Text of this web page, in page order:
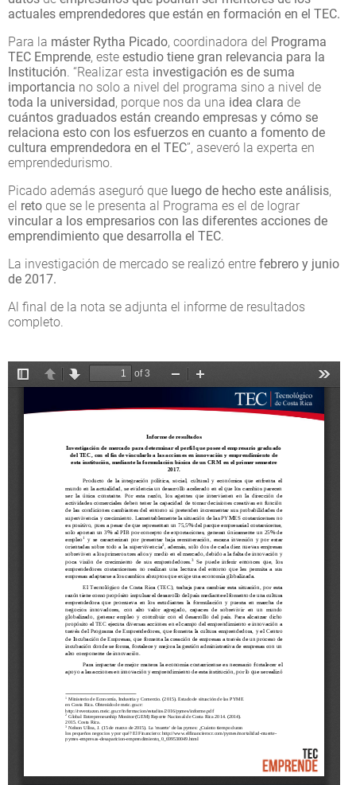
actuales emprendedores que están en formación en el TEC.
Para la máster Rytha Picado, coordinadora del Programa
TEC Emprende, este estudio tiene gran relevancia para la
Institución. “Realizar esta investigación es de suma
importancia no solo a nivel del programa sino a nivel de
toda la universidad, porque nos da una idea clara de
cuántos graduados están creando empresas y cómo se
relaciona esto con los esfuerzos en cuanto a fomento de
cultura emprendedora en el TEC”, aseveró la experta en
emprendedurismo.
Picado además aseguró que luego de hecho este análisis,
el reto que se le presenta al Programa es el de lograr
vincular a los empresarios con las diferentes acciones de
emprendimiento que desarrolla el TEC.
La investigación de mercado se realizó entre febrero y junio
de 2017.
Al final de la nota se adjunta el informe de resultados
completo.